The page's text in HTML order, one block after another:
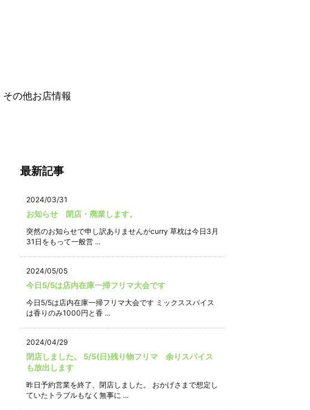
その他お店情報
最新記事
2024/03/31
お知らせ 閉店・廃業します。
突然のお知らせで申し訳ありませんがcurry 草枕は今日3月
31日をもって一般営 ...
2024/05/05
今日5/5は店内在庫一掃フリマ大会です
今日5/5は店内在庫一掃フリマ大会です ミックススパイス
は香りのみ1000円と香 ...
2024/04/29
閉店しました。 5/5(日)残り物フリマ 余りスパイス
も放出します
昨日予約営業を終了、閉店しました。 おかげさまで想定し
ていたトラブルもなく無事に ...